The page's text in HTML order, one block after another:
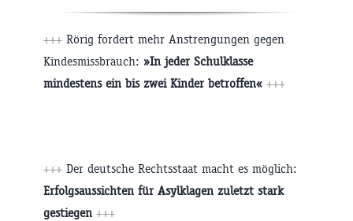
+++ Rörig fordert mehr Anstrengungen gegen
Kindesmissbrauch: »In jeder Schulklasse
mindestens ein bis zwei Kinder betroffen« +++
+++ Der deutsche Rechtsstaat macht es möglich:
Erfolgsaussichten für Asylklagen zuletzt stark
gestiegen +++